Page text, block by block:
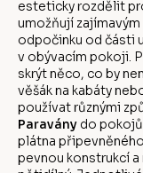
esteticky rozdělit
umožňují
odpočinku od části
v obývacím pokoji.
skrýt něco, co by
věšák na kabáty
používat různými
Paravány do
plátna
pevnou konstrukcí